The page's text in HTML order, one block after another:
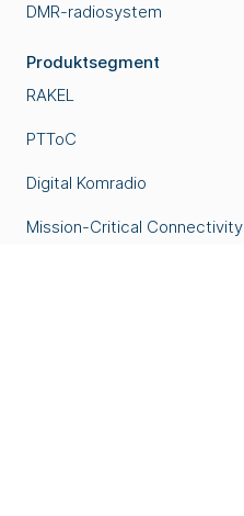
DMR-radiosystem
Produktsegment
RAKEL
PTToC
Digital Komradio
Mission-Critical Connectivity